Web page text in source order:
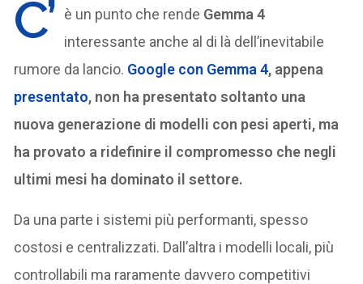
C’ è un punto che rende Gemma 4
interessante anche al di là dell’inevitabile
rumore da lancio. Google con Gemma 4, appena
presentato, non ha presentato soltanto una
nuova generazione di modelli con pesi aperti, ma
ha provato a ridefinire il compromesso che negli
ultimi mesi ha dominato il settore.
Da una parte i sistemi più performanti, spesso
costosi e centralizzati. Dall’altra i modelli locali, più
controllabili ma raramente davvero competitivi